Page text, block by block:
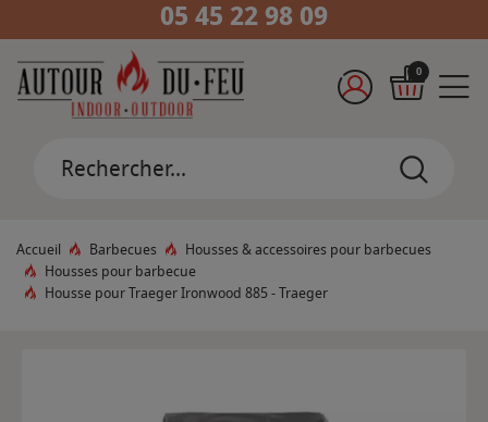
05 45 22 98 09
0
Accueil Barbecues
Housses & accessoires pour barbecues
Housses pour barbecue
Housse pour Traeger Ironwood 885 - Traeger